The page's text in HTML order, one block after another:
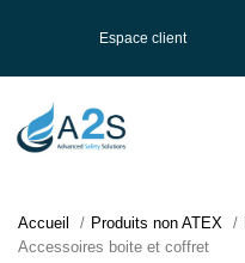
Espace client
Accueil Produits non ATEX
Accessoires boite et coffret